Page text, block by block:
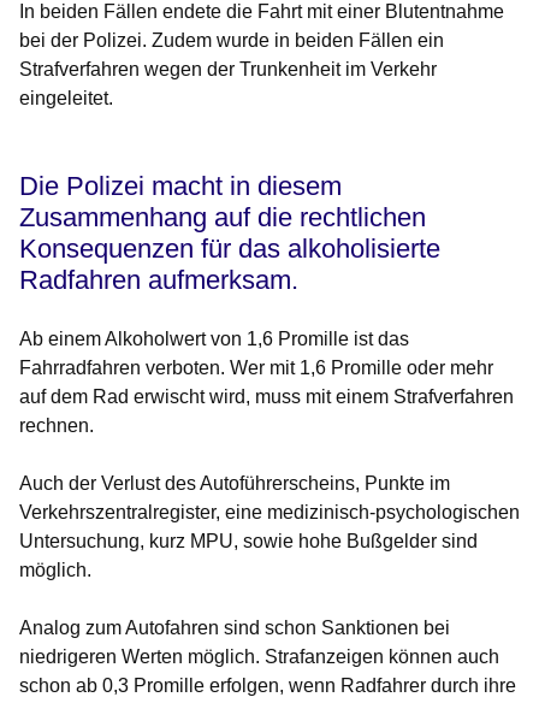
In beiden Fällen endete die Fahrt mit einer Blutentnahme
bei der Polizei. Zudem wurde in beiden Fällen ein
Strafverfahren wegen der Trunkenheit im Verkehr
eingeleitet.
Die Polizei macht in diesem
Zusammenhang auf die rechtlichen
Konsequenzen für das alkoholisierte
Radfahren aufmerksam.
Ab einem Alkoholwert von 1,6 Promille ist das
Fahrradfahren verboten. Wer mit 1,6 Promille oder mehr
auf dem Rad erwischt wird, muss mit einem Strafverfahren
rechnen.
Auch der Verlust des Autoführerscheins, Punkte im
Verkehrszentralregister, eine medizinisch-psychologischen
Untersuchung, kurz MPU, sowie hohe Bußgelder sind
möglich.
Analog zum Autofahren sind schon Sanktionen bei
niedrigeren Werten möglich. Strafanzeigen können auch
schon ab 0,3 Promille erfolgen, wenn Radfahrer durch ihre